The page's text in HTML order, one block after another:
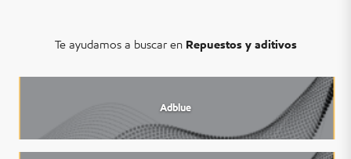
Te ayudamos a buscar en Repuestos y aditivos
Adblue